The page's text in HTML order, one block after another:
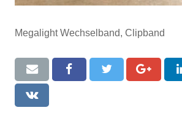
Megalight Wechselband, Clipband